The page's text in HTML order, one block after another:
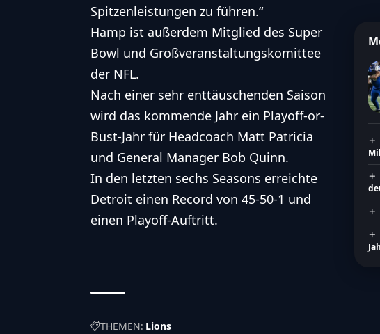
Spitzenleistungen zu führen.“
Hamp ist außerdem Mitglied des Super
Bowl und Großveranstaltungskomittee
der NFL.
Nach einer sehr enttäuschenden Saison
wird das kommende Jahr ein Playoff-or-
Bust-Jahr für Headcoach Matt Patricia
und General Manager Bob Quinn.
In den letzten sechs Seasons erreichte
Detroit einen Record von 45-50-1 und
einen Playoff-Auftritt.
THEMEN: Lions